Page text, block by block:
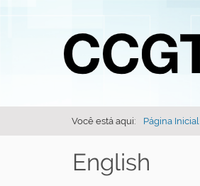
Você está aqui: Página Inicial
English